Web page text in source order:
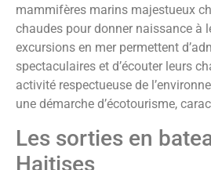
mammifères marins majestueux
chaudes pour donner naissance à
excursions en mer permettent
spectaculaires et d’écouter leurs
activité respectueuse de
une démarche d’écotourisme,
Les sorties en
Haitises